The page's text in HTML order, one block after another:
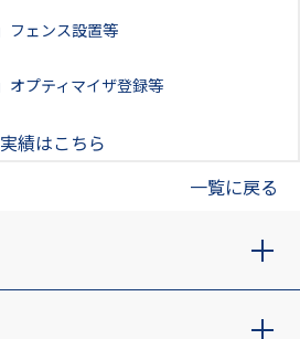
フェンス設置等
オプティマイザ登録等
実績はこちら
一覧に戻る